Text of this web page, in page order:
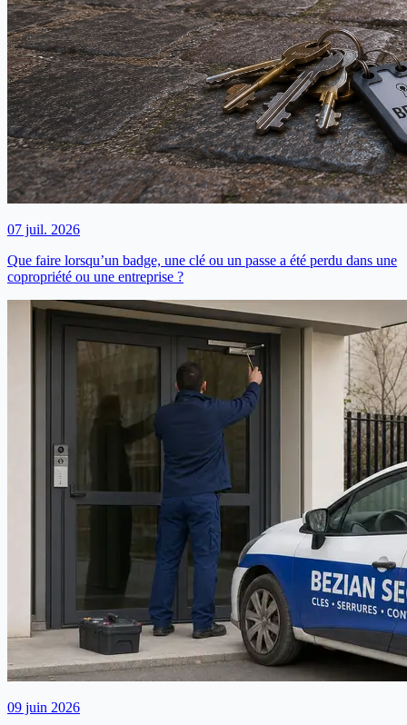
07 juil. 2026
Que faire lorsqu’un badge, une clé ou un passe a été perdu dans une
copropriété ou une entreprise ?
09 juin 2026